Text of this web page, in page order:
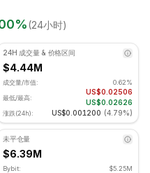
%(24小时)
24H 成交量 & 价格区间
$4.44M
成交量/市值:
0.62%
最低/最高:
US$0.02506
US$0.02626
涨跌(24h): US$0.001200 (4.79%)
未平仓量
$6.39M
Bybit:
$5.25M